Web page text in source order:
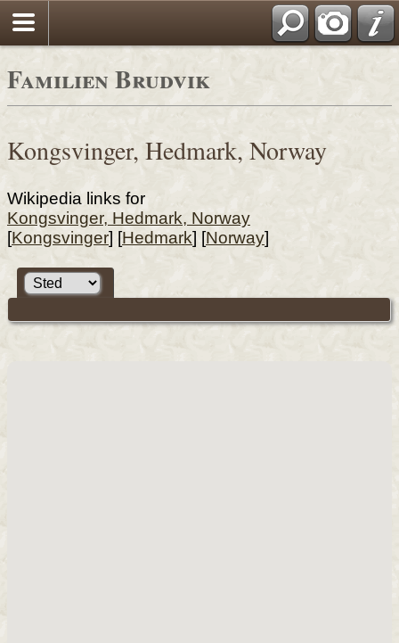
Familien Brudvik
Kongsvinger, Hedmark, Norway
Wikipedia links for
Kongsvinger, Hedmark, Norway
[Kongsvinger] [Hedmark] [Norway]